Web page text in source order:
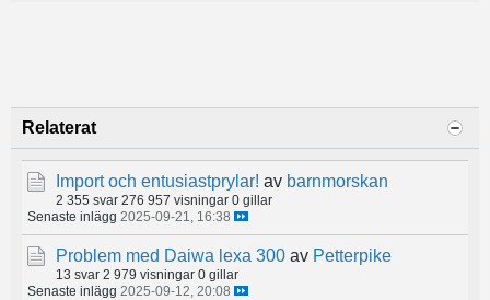
Relaterat
Import och entusiastprylar! av barnmorskan
2 355 svar 276 957 visningar 0 gillar
Senaste inlägg 2025-09-21, 16:38
Problem med Daiwa lexa 300 av Petterpike
13 svar 2 979 visningar 0 gillar
Senaste inlägg 2025-09-12, 20:08